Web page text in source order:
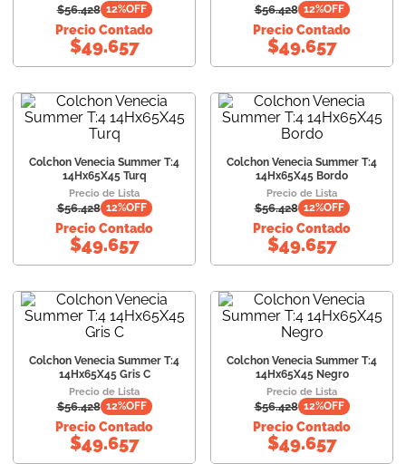
$56.428 12%OFF
Precio Contado
$49.657
$56.428 12%OFF
Precio Contado
$49.657
Colchon Venecia Summer T:4
14Hx65X45 Turq
Precio de Lista
$56.428 12%OFF
Precio Contado
$49.657
Colchon Venecia Summer T:4
14Hx65X45 Bordo
Precio de Lista
$56.428 12%OFF
Precio Contado
$49.657
Colchon Venecia Summer T:4
14Hx65X45 Gris C
Precio de Lista
$56.428 12%OFF
Precio Contado
$49.657
Colchon Venecia Summer T:4
14Hx65X45 Negro
Precio de Lista
$56.428 12%OFF
Precio Contado
$49.657